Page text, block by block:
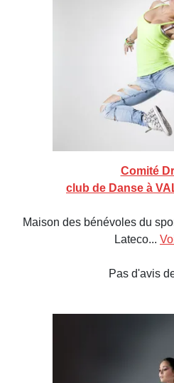
Comité
club de Danse à
Maison des bénévoles du
Lateco...
Pas d'avis